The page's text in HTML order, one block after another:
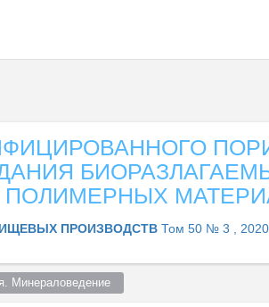
ПРОИЗВОДСТВ Том 50 № 3 , 2020
Минераловедение